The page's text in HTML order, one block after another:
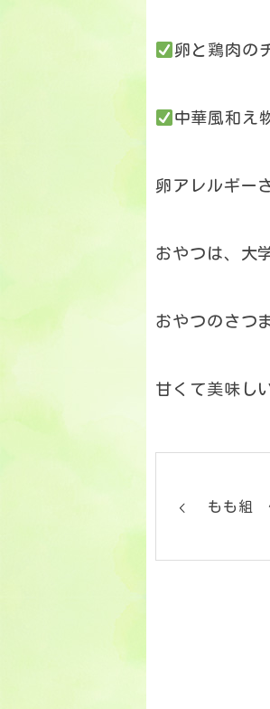
卵と鶏肉の
中華風和え
卵アレルギー
おやつは、大
おやつのさつ
甘くて美味し
もも組